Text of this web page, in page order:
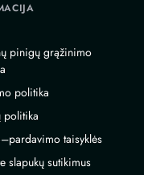
pinigų grąžinimo
politika
politika
taisyklės
slapukų sutikimus